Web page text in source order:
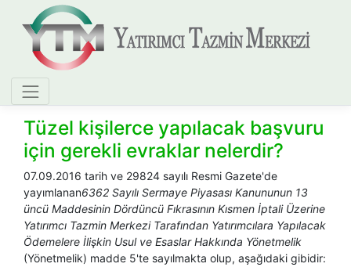
Tüzel kişilerce yapılacak başvuru
için gerekli evraklar nelerdir?
​07.09.2016 tarih ve 29824 sayılı Resmi Gazete'de
yayımlanan6362 Sayılı Sermaye Piyasası Kanununun 13
üncü Maddesinin Dördüncü Fıkrasının Kısmen İptali Üzerine
Yatırımcı Tazmin Merkezi Tarafından Yatırımcılara Yapılacak
Ödemelere İlişkin Usul ve Esaslar Hakkında Yönetmelik
(Yönetmelik) madde 5'te sayılmakta olup, aşağıdaki gibidir: